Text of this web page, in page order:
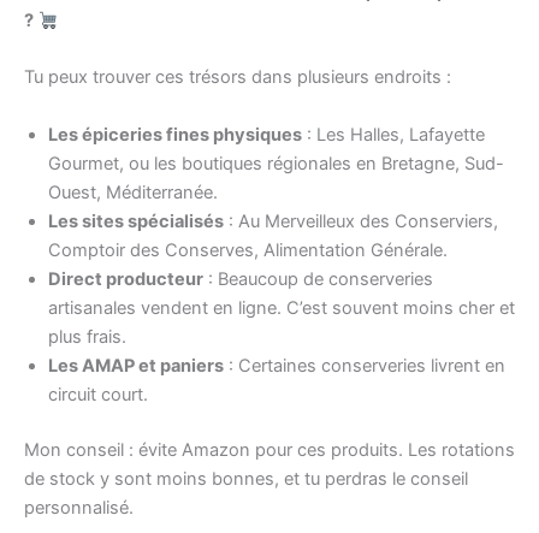
?
Tu peux trouver ces trésors dans plusieurs endroits :
Les épiceries fines physiques : Les Halles, Lafayette
Gourmet, ou les boutiques régionales en Bretagne, Sud-
Ouest, Méditerranée.
Les sites spécialisés : Au Merveilleux des Conserviers,
Comptoir des Conserves, Alimentation Générale.
Direct producteur : Beaucoup de conserveries
artisanales vendent en ligne. C’est souvent moins cher et
plus frais.
Les AMAP et paniers : Certaines conserveries livrent en
circuit court.
Mon conseil : évite Amazon pour ces produits. Les rotations
de stock y sont moins bonnes, et tu perdras le conseil
personnalisé.